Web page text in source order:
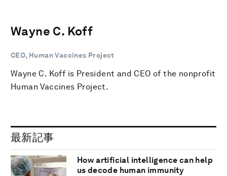
Wayne C. Koff
CEO, Human Vaccines Project
Wayne C. Koff is President and CEO of the nonprofit
Human Vaccines Project.
最新記事
How artificial intelligence can help
us decode human immunity